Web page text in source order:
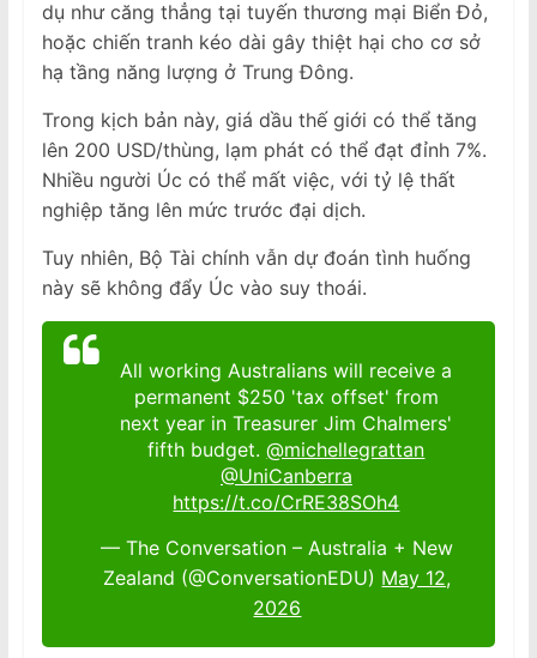
dụ như căng thẳng tại tuyến thương mại Biển Đỏ,
hoặc chiến tranh kéo dài gây thiệt hại cho cơ sở
hạ tầng năng lượng ở Trung Đông.
Trong kịch bản này, giá dầu thế giới có thể tăng
lên 200 USD/thùng, lạm phát có thể đạt đỉnh 7%.
Nhiều người Úc có thể mất việc, với tỷ lệ thất
nghiệp tăng lên mức trước đại dịch.
Tuy nhiên, Bộ Tài chính vẫn dự đoán tình huống
này sẽ không đẩy Úc vào suy thoái.
All working Australians will receive a
permanent $250 'tax offset' from
next year in Treasurer Jim Chalmers'
fifth budget.@michellegrattan
@UniCanberra
https://t.co/CrRE38SOh4
— The Conversation – Australia + New
Zealand (@ConversationEDU) May 12,
2026